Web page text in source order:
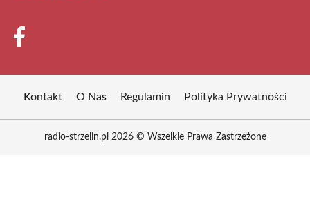
Kontakt O Nas Regulamin Polityka Prywatności
radio-strzelin.pl 2026 © Wszelkie Prawa Zastrzeżone